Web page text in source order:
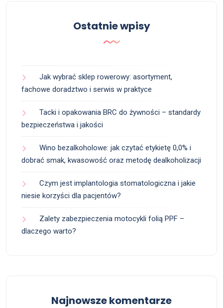
Ostatnie wpisy
Jak wybrać sklep rowerowy: asortyment,
fachowe doradztwo i serwis w praktyce
Tacki i opakowania BRC do żywności – standardy
bezpieczeństwa i jakości
Wino bezalkoholowe: jak czytać etykietę 0,0% i
dobrać smak, kwasowość oraz metodę dealkoholizacji
Czym jest implantologia stomatologiczna i jakie
niesie korzyści dla pacjentów?
Zalety zabezpieczenia motocykli folią PPF –
dlaczego warto?
Najnowsze komentarze